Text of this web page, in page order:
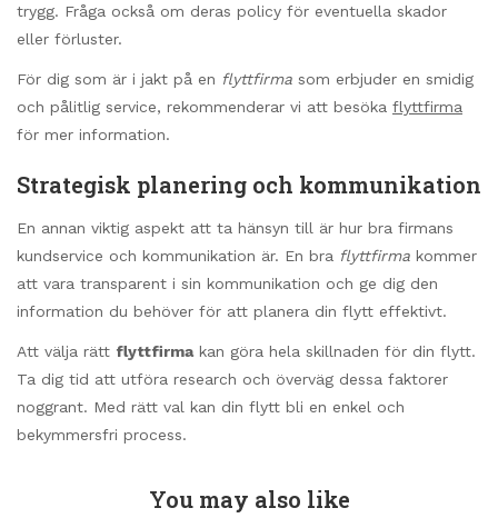
trygg. Fråga också om deras policy för eventuella skador
eller förluster.
För dig som är i jakt på en flyttfirma som erbjuder en smidig
och pålitlig service, rekommenderar vi att besöka flyttfirma
för mer information.
Strategisk planering och kommunikation
En annan viktig aspekt att ta hänsyn till är hur bra firmans
kundservice och kommunikation är. En bra flyttfirma kommer
att vara transparent i sin kommunikation och ge dig den
information du behöver för att planera din flytt effektivt.
Att välja rätt flyttfirmakan göra hela skillnaden för din flytt.
Ta dig tid att utföra research och överväg dessa faktorer
noggrant. Med rätt val kan din flytt bli en enkel och
bekymmersfri process.
You may also like